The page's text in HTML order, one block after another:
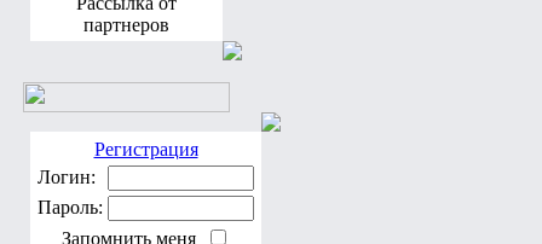
партнеров
Регистрация
Логин:
Пароль:
Запомнить меня